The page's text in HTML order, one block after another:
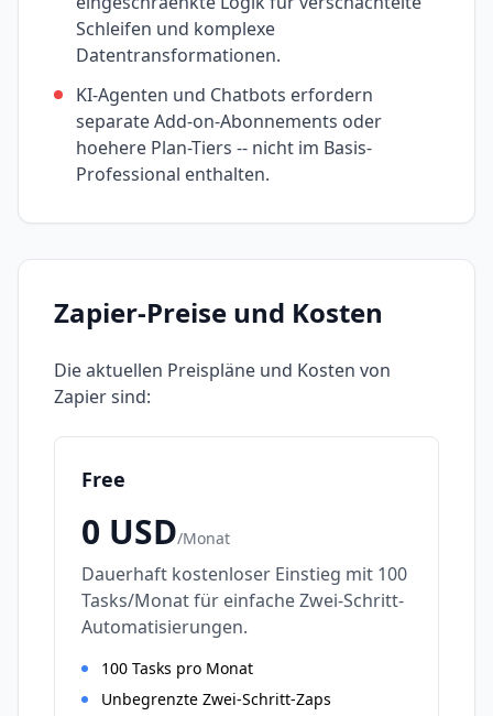
Schleifen und komplexe
Datentransformationen.
KI-Agenten und Chatbots erfordern
separate Add-on-Abonnements oder
hoehere Plan-Tiers -- nicht im Basis-
Professional enthalten.
Zapier-Preise und Kosten
Die aktuellen Preispläne und Kosten von
Zapiersind:
Free
0 USD/Monat
Dauerhaft kostenloser Einstieg mit 100
Tasks/Monat für einfache Zwei-Schritt-
Automatisierungen.
100 Tasks pro Monat
Unbegrenzte Zwei-Schritt-Zaps